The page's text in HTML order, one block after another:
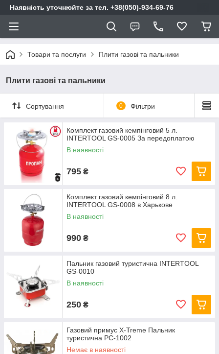
Наявність уточнюйте за тел. +38(050)-934-69-76
Товари та послуги Плити газові та пальники
Плити газові та пальники
Сортування 0 Фільтри
Комплект газовий кемпінговий 5 л.
INTERTOOL GS-0005 За передоплатою
В наявності
795 ₴
Комплект газовий кемпінговий 8 л.
INTERTOOL GS-0008 в Харькове
В наявності
990 ₴
Пальник газовий туристична INTERTOOL
GS-0010
В наявності
250 ₴
Газовий примус X-Treme Пальник
туристична PC-1002
Немає в наявності